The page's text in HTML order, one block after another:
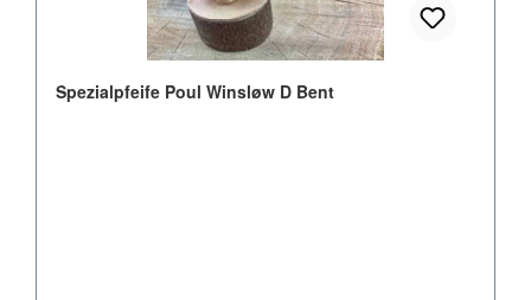
Spezialpfeife Poul Winsløw D Bent